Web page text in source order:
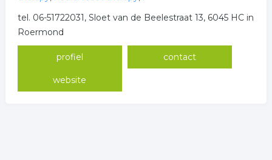
tel. 06-51722031, Sloet van de Beelestraat 13, 6045 HC in
Roermond
profiel contact
website